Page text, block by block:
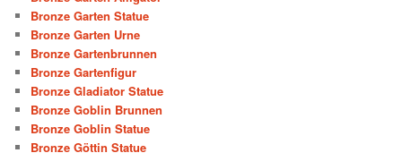
Bronze Garten Statue
Bronze Garten Urne
Bronze Gartenbrunnen
Bronze Gartenfigur
Bronze Gladiator Statue
Bronze Goblin Brunnen
Bronze Goblin Statue
Bronze Göttin Statue